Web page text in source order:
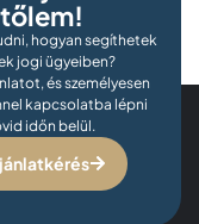
tőlem!
hogyan segíthetek
jogi ügyeiben?
és személyesen
kapcsolatba lépni
időn belül.